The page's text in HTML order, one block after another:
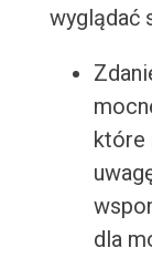
wyglądać
które
dla